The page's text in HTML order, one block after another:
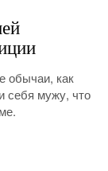
обычаи, как
себя мужу, что